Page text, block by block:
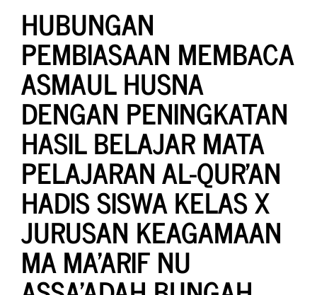
HUBUNGAN
PEMBIASAAN MEMBACA
ASMAUL HUSNA
DENGAN PENINGKATAN
HASIL BELAJAR MATA
PELAJARAN AL-QUR’AN
HADIS SISWA KELAS X
JURUSAN KEAGAMAAN
MA MA’ARIF NU